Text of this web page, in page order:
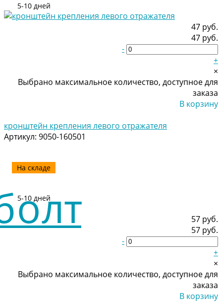
5-10 дней
57 руб.
57 руб.
-
+
×
Выбрано максимальное количество, доступное для
заказа
В корзину
47 руб.
47 руб.
-
+
×
Выбрано максимальное количество, доступное для
заказа
В корзину
кронштейн крепления левого отражателя
Артикул: 9050-160501
На складе
5-10 дней